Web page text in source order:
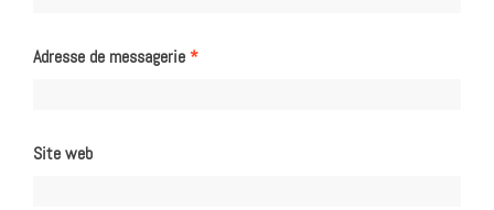
Adresse de messagerie*
Site web